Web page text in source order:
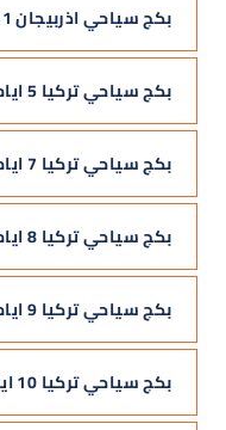
بكج سياحي اذربيجان 11 يوم 10 ليالي
بكج سياحي تركيا 5 ايام 4 ليالي
بكج سياحي تركيا 7 ايام 6 ليالي
بكج سياحي تركيا 8 ايام 7 ليالي
بكج سياحي تركيا 9 ايام 8 ليالي
بكج سياحي تركيا 10 ايام 9 ليالي